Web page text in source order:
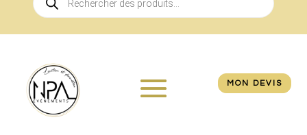
de
produits
MON DEVIS